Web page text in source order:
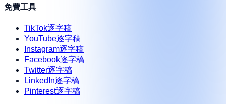
免費工具
TikTok逐字稿
YouTube逐字稿
Instagram逐字稿
Facebook逐字稿
Twitter逐字稿
LinkedIn逐字稿
Pinterest逐字稿